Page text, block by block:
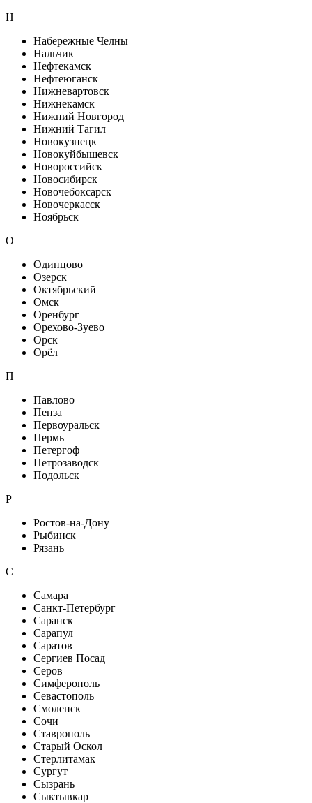
Н
Набережные Челны
Нальчик
Нефтекамск
Нефтеюганск
Нижневартовск
Нижнекамск
Нижний Новгород
Нижний Тагил
Новокузнецк
Новокуйбышевск
Новороссийск
Новосибирск
Новочебоксарск
Новочеркасск
Ноябрьск
О
Одинцово
Озерск
Октябрьский
Омск
Оренбург
Орехово-Зуево
Орск
Орёл
П
Павлово
Пенза
Первоуральск
Пермь
Петергоф
Петрозаводск
Подольск
Р
Ростов-на-Дону
Рыбинск
Рязань
С
Самара
Санкт-Петербург
Саранск
Сарапул
Саратов
Сергиев Посад
Серов
Симферополь
Севастополь
Смоленск
Сочи
Ставрополь
Старый Оскол
Стерлитамак
Сургут
Сызрань
Сыктывкар